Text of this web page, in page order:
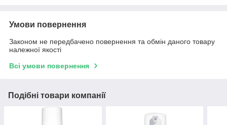
Умови повернення
Законом не передбачено повернення та обмін даного товару
належної якості
Всі умови повернення
Подібні товари компанії